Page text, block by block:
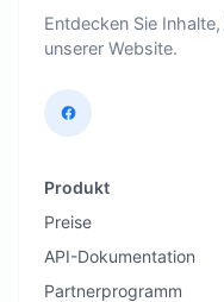
Entdecken Sie
unserer Website.
Produkt
Preise
API-Dokumentation
Partnerprogramm